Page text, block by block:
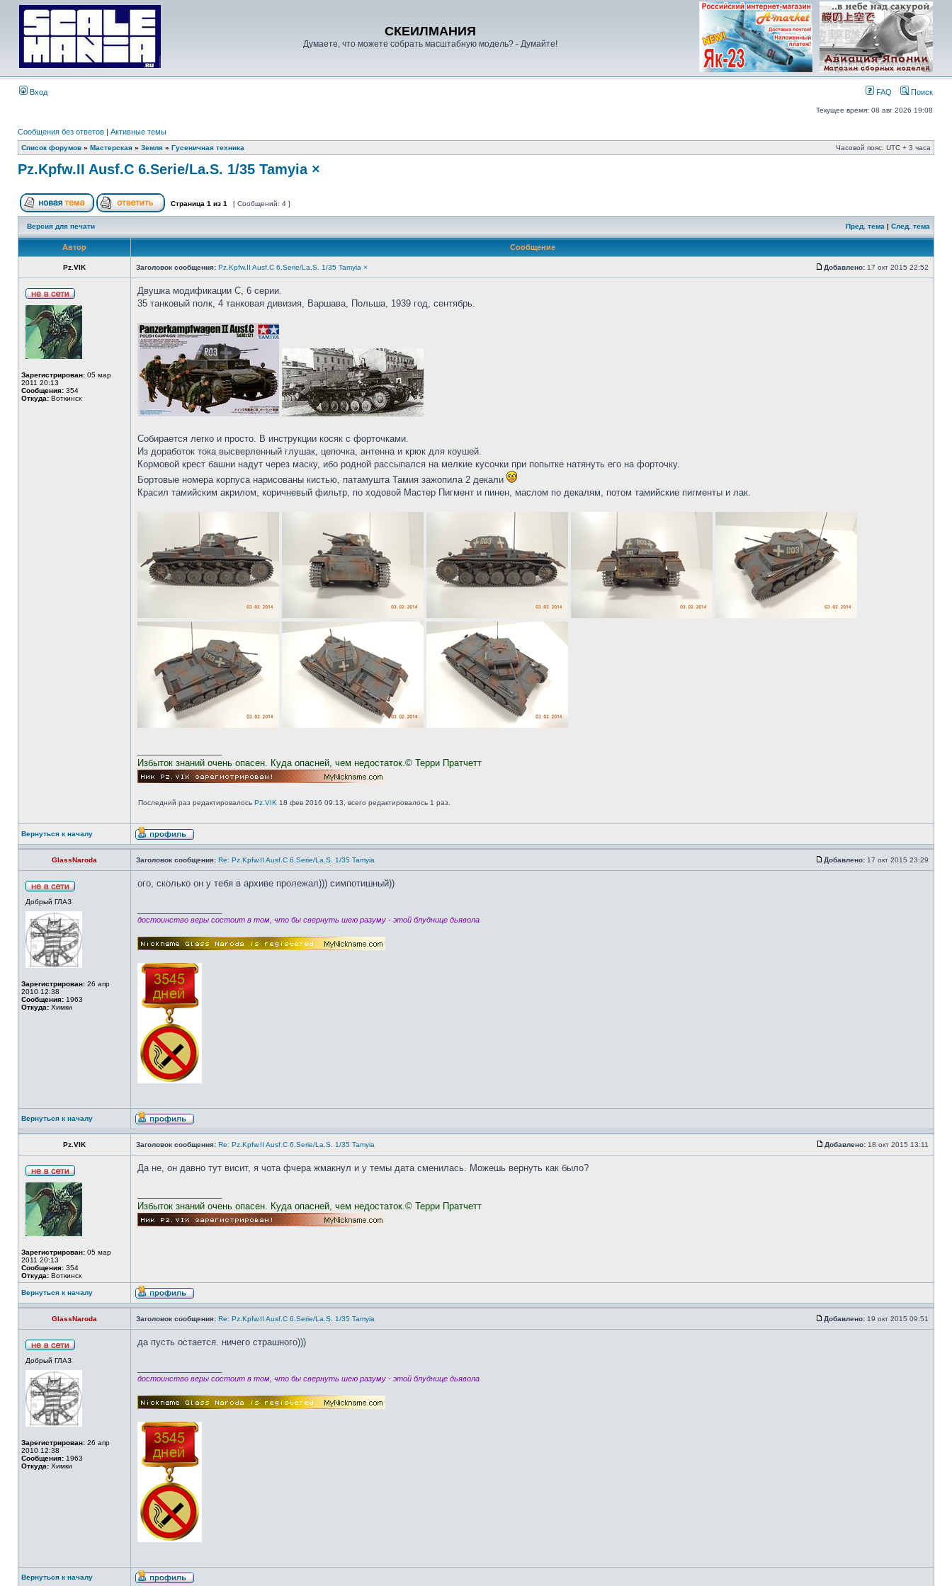
СКЕИЛМАНИЯ
Думаете, что можете собрать масштабную модель? - Думайте!
Вход FAQ Поиск
Текущее время: 08 авг 2026 19:08
Сообщения без ответов | Активные темы
Список форумов » Мастерская » Земля » Гусеничная техника Часовой пояс: UTC + 3 часа
Pz.Kpfw.II Ausf.C 6.Serie/La.S. 1/35 Tamyia ×
Страница 1 из 1 [ Сообщений: 4 ]
Версия для печати Пред. тема | След. тема
Автор Сообщение
Pz.VIK Заголовок сообщения: Pz.Kpfw.II Ausf.C 6.Serie/La.S. 1/35 Tamyia × Добавлено: 17 окт 2015 22:52
Зарегистрирован: 05 мар
2011 20:13
Сообщения: 354
Откуда: Воткинск
Двушка модификации С, 6 серии.
35 танковый полк, 4 танковая дивизия, Варшава, Польша, 1939 год, сентябрь.
Собирается легко и просто. В инструкции косяк с форточками.
Из доработок тока высверленный глушак, цепочка, антенна и крюк для коушей.
Кормовой крест башни надут через маску, ибо родной рассыпался на мелкие кусочки при попытке натянуть его на форточку.
Бортовые номера корпуса нарисованы кистью, патамушта Тамия зажопила 2 декали
Красил тамийским акрилом, коричневый фильтр, по ходовой Мастер Пигмент и пинен, маслом по декалям, потом тамийские пигменты и лак.
Избыток знаний очень опасен. Куда опасней, чем недостаток.© Терри Пратчетт
Последний раз редактировалось Pz.VIK 18 фев 2016 09:13, всего редактировалось 1 раз.
Вернуться к началу
GlassNaroda Заголовок сообщения: Re: Pz.Kpfw.II Ausf.C 6.Serie/La.S. 1/35 Tamyia Добавлено: 17 окт 2015 23:29
Добрый ГЛАЗ
Зарегистрирован: 26 апр
2010 12:38
Сообщения: 1963
Откуда: Химки
ого, сколько он у тебя в архиве пролежал))) симпотишный))
достоинство веры состоит в том, что бы свернуть шею разуму - этой блуднице дьявола
Вернуться к началу
Pz.VIK Заголовок сообщения: Re: Pz.Kpfw.II Ausf.C 6.Serie/La.S. 1/35 Tamyia Добавлено: 18 окт 2015 13:11
Зарегистрирован: 05 мар
2011 20:13
Сообщения: 354
Откуда: Воткинск
Да не, он давно тут висит, я чота фчера жмакнул и у темы дата сменилась. Можешь вернуть как было?
Избыток знаний очень опасен. Куда опасней, чем недостаток.© Терри Пратчетт
Вернуться к началу
GlassNaroda Заголовок сообщения: Re: Pz.Kpfw.II Ausf.C 6.Serie/La.S. 1/35 Tamyia Добавлено: 19 окт 2015 09:51
Добрый ГЛАЗ
Зарегистрирован: 26 апр
2010 12:38
Сообщения: 1963
Откуда: Химки
да пусть остается. ничего страшного)))
достоинство веры состоит в том, что бы свернуть шею разуму - этой блуднице дьявола
Вернуться к началу